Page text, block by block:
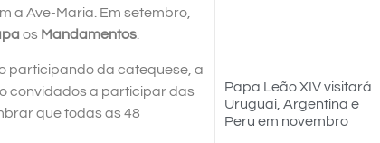
a Ave-Maria. Em setembro,
os Mandamentos.
participando da catequese, a
convidados a participar das
que todas as 48
Papa Leão XIV visitará
Uruguai, Argentina e
Peru em novembro